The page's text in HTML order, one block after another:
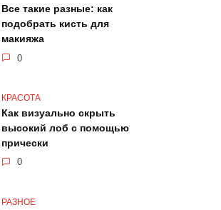
Все такие разные: как
подобрать кисть для
макияжа
0
КРАСОТА
Как визуально скрыть
высокий лоб с помощью
прически
0
РАЗНОЕ